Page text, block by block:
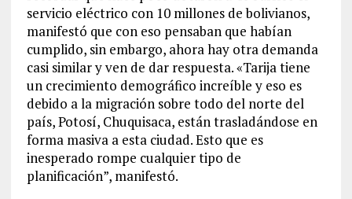
servicio eléctrico con 10 millones de bolivianos,
manifestó que con eso pensaban que habían
cumplido, sin embargo, ahora hay otra demanda
casi similar y ven de dar respuesta. «Tarija tiene
un crecimiento demográfico increíble y eso es
debido a la migración sobre todo del norte del
país, Potosí, Chuquisaca, están trasladándose en
forma masiva a esta ciudad. Esto que es
inesperado rompe cualquier tipo de
planificación”, manifestó.